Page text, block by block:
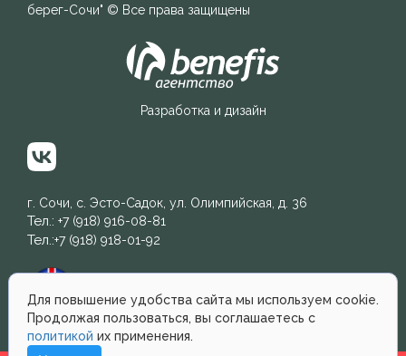
берег-Сочи" © Все права защищены
Разработка и дизайн
г. Сочи, с. Эсто-Садок, ул. Олимпийская, д. 36
Тел.: +7 (918) 916-08-81
Тел.:+7 (918) 918-01-92
Для повышение удобства сайта мы используем cookie.
Продолжая пользоваться, вы соглашаетесь с
политикой их применения.